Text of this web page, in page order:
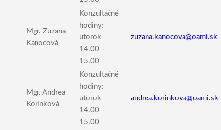
Mgr. Zuzana
Kanocová
Konzultačné
hodiny:
utorok
14.00 -
15.00
zuzana.kanocova@oami.sk
Mgr. Andrea
Korinková
Konzultačné
hodiny:
utorok
14.00 -
15.00
andrea.korinkova@oami.sk